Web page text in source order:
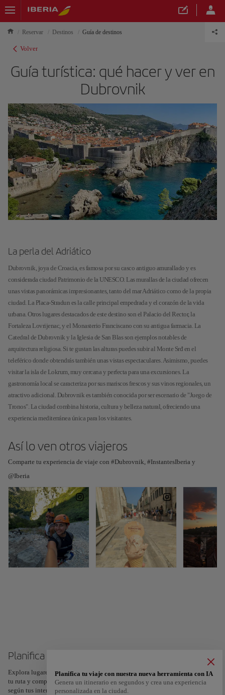
Reservar Destinos Guía de destinos
Volver
Guía turística: qué hacer y ver en
Dubrovnik
La perla del Adriático
Dubrovnik, joya de Croacia, es famosa por su casco antiguo amurallado y es
considerada ciudad Patrimonio de la UNESCO. Las murallas de la ciudad ofrecen
unas vistas panorámicas impresionantes, tanto del mar Adriático como de la propia
ciudad. La Placa-Stradun es la calle principal empedrada y el corazón de la vida
urbana. Otros lugares destacados de este destino son el Palacio del Rector, la
Fortaleza Lovrijenac, y el Monasterio Franciscano con su antigua farmacia. La
Catedral de Dubrovnik y la Iglesia de San Blas son ejemplos notables de
arquitectura religiosa. Si te gustan las alturas puedes subir al Monte Srđ en el
teleférico donde obtendrás también unas vistas espectaculares. Asimismo, puedes
visitar la isla de Lokrum, muy cercana y perfecta para una excursiones. La
gastronomía local se caracteriza por sus mariscos frescos y sus vinos regionales, un
atractivo adicional. Dubrovnik es también conocida por ser escenario de "Juego de
Tronos". La ciudad combina historia, cultura y belleza natural, ofreciendo una
experiencia mediterránea única para los visitantes.
Así lo ven otros viajeros
Comparte tu experiencia de viaje con #Dubrovnik, #InstantesIberia y
@Iberia
Planifica tu viaje a Dubrovnik
Explora lugares, experiencias y marca con el corazón tus favoritos para crear
tu ruta y compartirla. ¿Quieres más ideas? Obtén un itinerario personalizado
según tus intereses y la duración de tu viaje: en sólo dos pasos y descargable
Planifica tu viaje con nuestra nueva herramienta con IA
Genera un itinerario en segundos y crea una experiencia
personalizada en la ciudad.